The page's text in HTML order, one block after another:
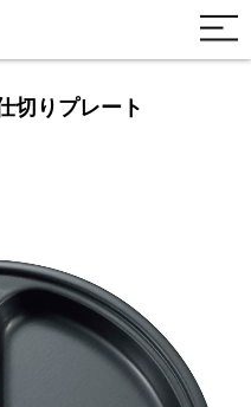
切りプレート